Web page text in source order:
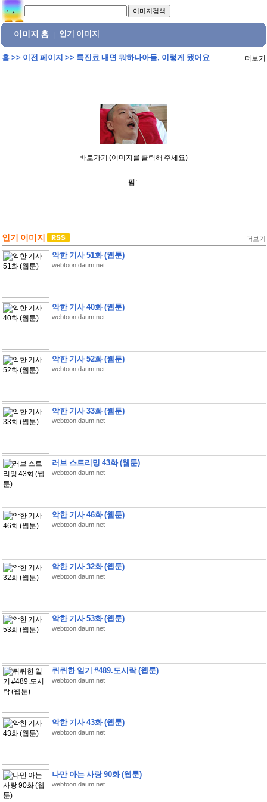
이미지 홈 인기 이미지
홈>> 이전 페이지 >> 특진료 내면 뭐하나아들, 이렇게 됐어요 더보기
바로가기 (이미지를 클릭해 주세요)
펌:
인기 이미지 더보기
악한 기사 51화 (웹툰)
webtoon.daum.net
악한 기사 40화 (웹툰)
webtoon.daum.net
악한 기사 52화 (웹툰)
webtoon.daum.net
악한 기사 33화 (웹툰)
webtoon.daum.net
러브 스트리밍 43화 (웹툰)
webtoon.daum.net
악한 기사 46화 (웹툰)
webtoon.daum.net
악한 기사 32화 (웹툰)
webtoon.daum.net
악한 기사 53화 (웹툰)
webtoon.daum.net
퀴퀴한 일기 #489.도시락 (웹툰)
webtoon.daum.net
악한 기사 43화 (웹툰)
webtoon.daum.net
나만 아는 사랑 90화 (웹툰)
webtoon.daum.net